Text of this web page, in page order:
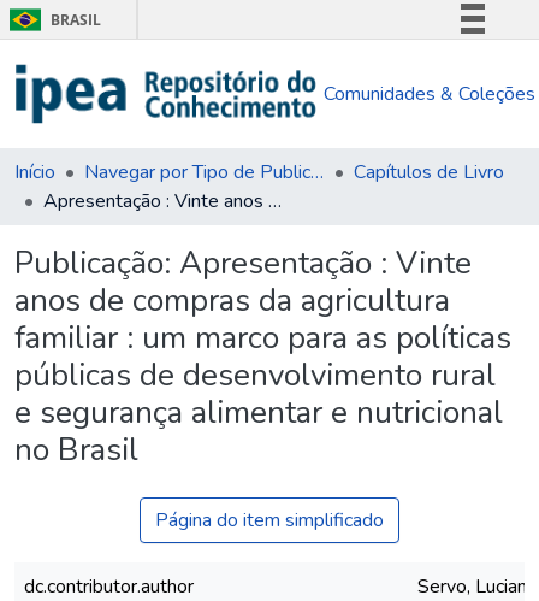
BRASIL
Comunica BR
Acesso à informação
Comunidades & Coleções
Início Navegar por Tipo de Publicação
Capítulos de Livro
Apresentação : Vinte anos de compras da agricultura familiar : um marco para as políticas públicas de desenvolvimento rural e segurança alimentar e nutricional no Brasil
Publicação: Apresentação : Vinte
anos de compras da agricultura
familiar : um marco para as políticas
públicas de desenvolvimento rural
e segurança alimentar e nutricional
no Brasil
Página do item simplificado
dc.contributor.author
Servo,